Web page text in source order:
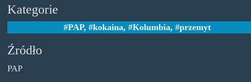
Kategorie
PAP, kokaina, Kolumbia, przemyt
Źródło
PAP